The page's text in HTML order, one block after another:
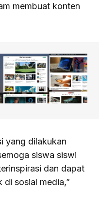
membuat konten
yang dilakukan
siswa siswi
dan dapat
sosial media,”